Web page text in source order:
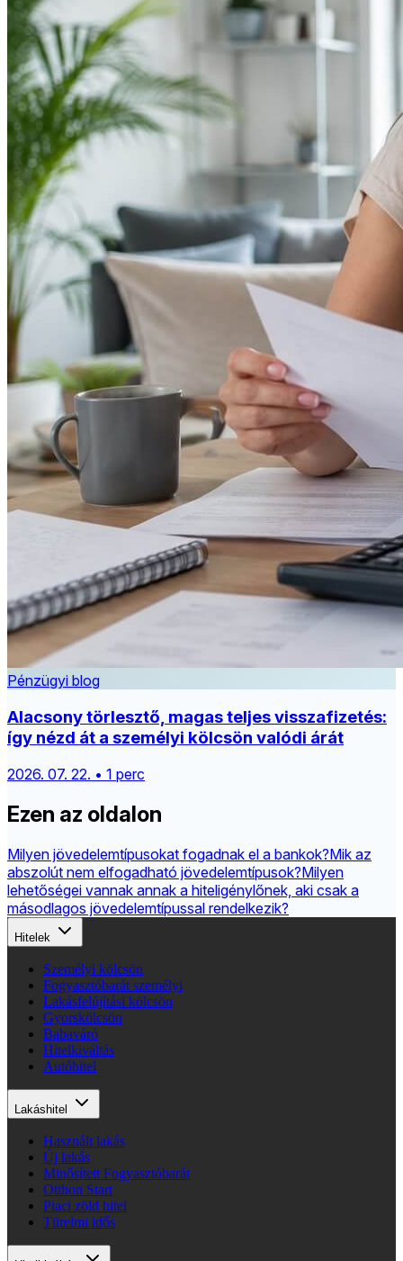
Pénzügyi blog
Alacsony törlesztő, magas teljes visszafizetés:
így nézd át a személyi kölcsön valódi árát
2026. 07. 22. • 1 perc
Ezen az oldalon
Milyen jövedelemtípusokat fogadnak el a bankok?Mik az
abszolút nem elfogadható jövedelemtípusok?Milyen
lehetőségei vannak annak a hiteligénylőnek, aki csak a
másodlagos jövedelemtípussal rendelkezik?
Hitelek
Személyi kölcsön
Fogyasztóbarát személyi
Lakásfelújítási kölcsön
Gyorskölcsön
Babaváró
Hitelkiváltás
Autóhitel
Lakáshitel
Használt lakás
Új lakás
Minősített Fogyasztóbarát
Otthon Start
Piaci zöld hitel
Türelmi idős